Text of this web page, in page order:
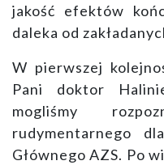
jakość efektów
daleka od
W pierwszej
Pani doktor
mogliśmy
rudymentarnego
Głównego AZS. Po